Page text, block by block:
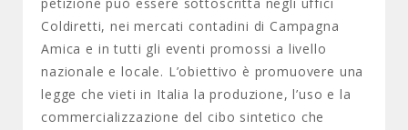
Coldiretti, nei mercati contadini di Campagna
Amica e in tutti gli eventi promossi a livello
nazionale e locale. L’obiettivo è promuovere una
legge che vieti in Italia la produzione, l’uso e la
commercializzazione del cibo sintetico che